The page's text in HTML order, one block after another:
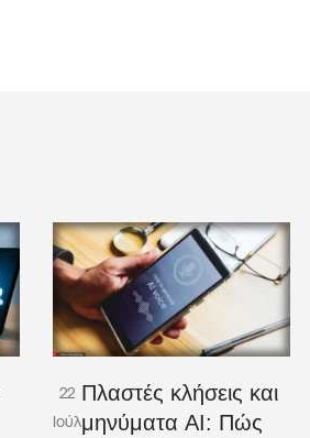
22
Ιούλ
Πλαστές κλήσεις και
μηνύματα AI: Πώς